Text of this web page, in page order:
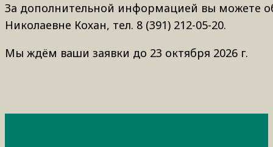
За дополнительной информацией вы можете
Николаевне Кохан, тел. 8 (391) 212-05-20.
Мы ждём ваши заявки до 23 октября 2026 г.